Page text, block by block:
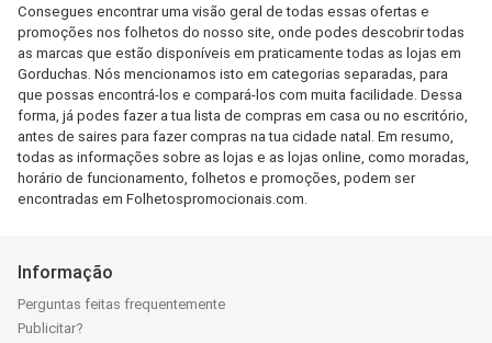
Consegues encontrar uma visão geral de todas essas ofertas e
promoções nos folhetos do nosso site, onde podes descobrir todas
as marcas que estão disponíveis em praticamente todas as lojas em
Gorduchas. Nós mencionamos isto em categorias separadas, para
que possas encontrá-los e compará-los com muita facilidade. Dessa
forma, já podes fazer a tua lista de compras em casa ou no escritório,
antes de saires para fazer compras na tua cidade natal. Em resumo,
todas as informações sobre as lojas e as lojas online, como moradas,
horário de funcionamento, folhetos e promoções, podem ser
encontradas em Folhetospromocionais.com.
Informação
Perguntas feitas frequentemente
Publicitar?